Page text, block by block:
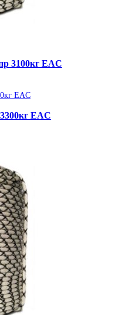
3100кг EAC
EAC